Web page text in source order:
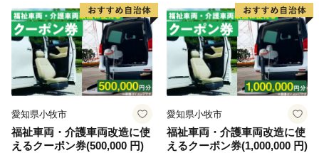
愛知県小牧市
福祉車両・介護車両改造に使
えるクーポン券(500,000 円)
愛知県小牧市
福祉車両・介護車両改造に使
えるクーポン券(1,000,000 円)